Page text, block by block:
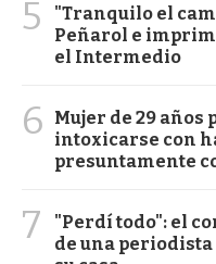
5
"Tranquilo el
Peñarol e
el Intermedio
6
Mujer de 29 años
intoxicarse con
presuntamente
7
"Perdí todo": el
de una